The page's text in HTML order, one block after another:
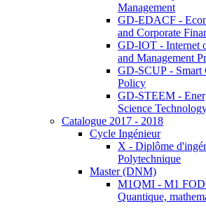
Management
GD-EDACF -
and Corporate
GD-IOT - Internet
and Management
GD-SCUP - Smart
Policy
GD-STEEM -
Science
Catalogue 2017 - 2018
Cycle Ingénieur
X - Diplôme
Polytechnique
Master (DNM)
M1QMI - M1
Quantique,